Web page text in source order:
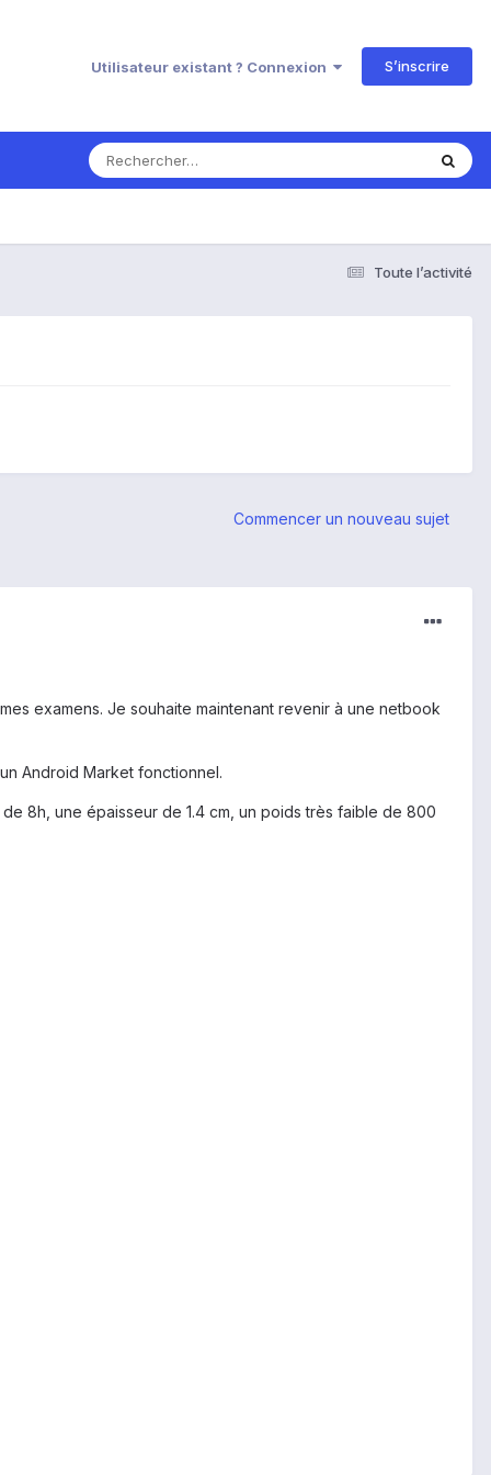
Utilisateur existant ? Connexion S’inscrire
Toute l’activité
Commencer un nouveau sujet
examens. Je souhaite maintenant revenir à une netbook
Android Market fonctionnel.
8h, une épaisseur de 1.4 cm, un poids très faible de 800